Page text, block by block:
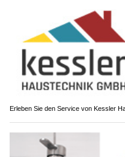
Erleben Sie den Service von Kessler